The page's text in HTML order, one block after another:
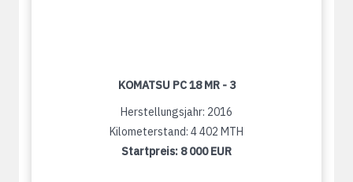
KOMATSU PC 18 MR - 3
Herstellungsjahr: 2016
Kilometerstand: 4 402 MTH
Startpreis: 8 000 EUR